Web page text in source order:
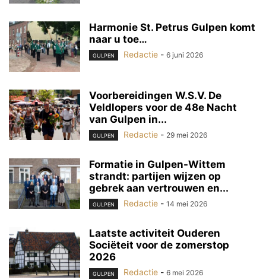
Harmonie St. Petrus Gulpen komt
naar u toe…
GULPEN Redactie - 6 juni 2026
Voorbereidingen W.S.V. De
Veldlopers voor de 48e Nacht
van Gulpen in...
GULPEN Redactie - 29 mei 2026
Formatie in Gulpen-Wittem
strandt: partijen wijzen op
gebrek aan vertrouwen en...
GULPEN Redactie - 14 mei 2026
Laatste activiteit Ouderen
Sociëteit voor de zomerstop
2026
GULPEN Redactie - 6 mei 2026